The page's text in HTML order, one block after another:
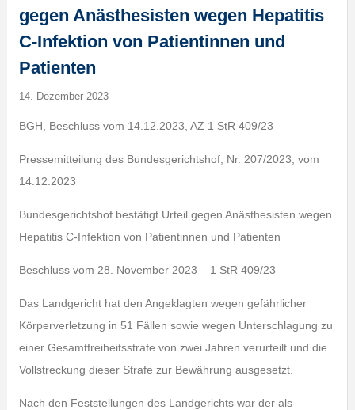
gegen Anästhesisten wegen Hepatitis
C-Infektion von Patientinnen und
Patienten
14. Dezember 2023
BGH, Beschluss vom 14.12.2023, AZ 1 StR 409/23
Pressemitteilung des Bundesgerichtshof, Nr. 207/2023, vom
14.12.2023
Bundesgerichtshof bestätigt Urteil gegen Anästhesisten wegen
Hepatitis C-Infektion von Patientinnen und Patienten
Beschluss vom 28. November 2023 – 1 StR 409/23
Das Landgericht hat den Angeklagten wegen gefährlicher
Körperverletzung in 51 Fällen sowie wegen Unterschlagung zu
einer Gesamtfreiheitsstrafe von zwei Jahren verurteilt und die
Vollstreckung dieser Strafe zur Bewährung ausgesetzt.
Nach den Feststellungen des Landgerichts war der als